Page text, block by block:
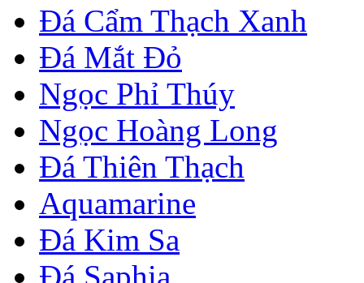
Đá Cẩm Thạch Xanh
Đá Mắt Đỏ
Ngọc Phỉ Thúy
Ngọc Hoàng Long
Đá Thiên Thạch
Aquamarine
Đá Kim Sa